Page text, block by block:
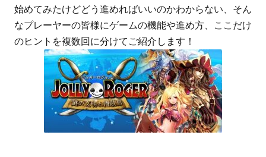
始めてみたけどどう進めればいいのかわからない、そん
なプレーヤーの皆様にゲームの機能や進め方、ここだけ
のヒントを複数回に分けてご紹介します！